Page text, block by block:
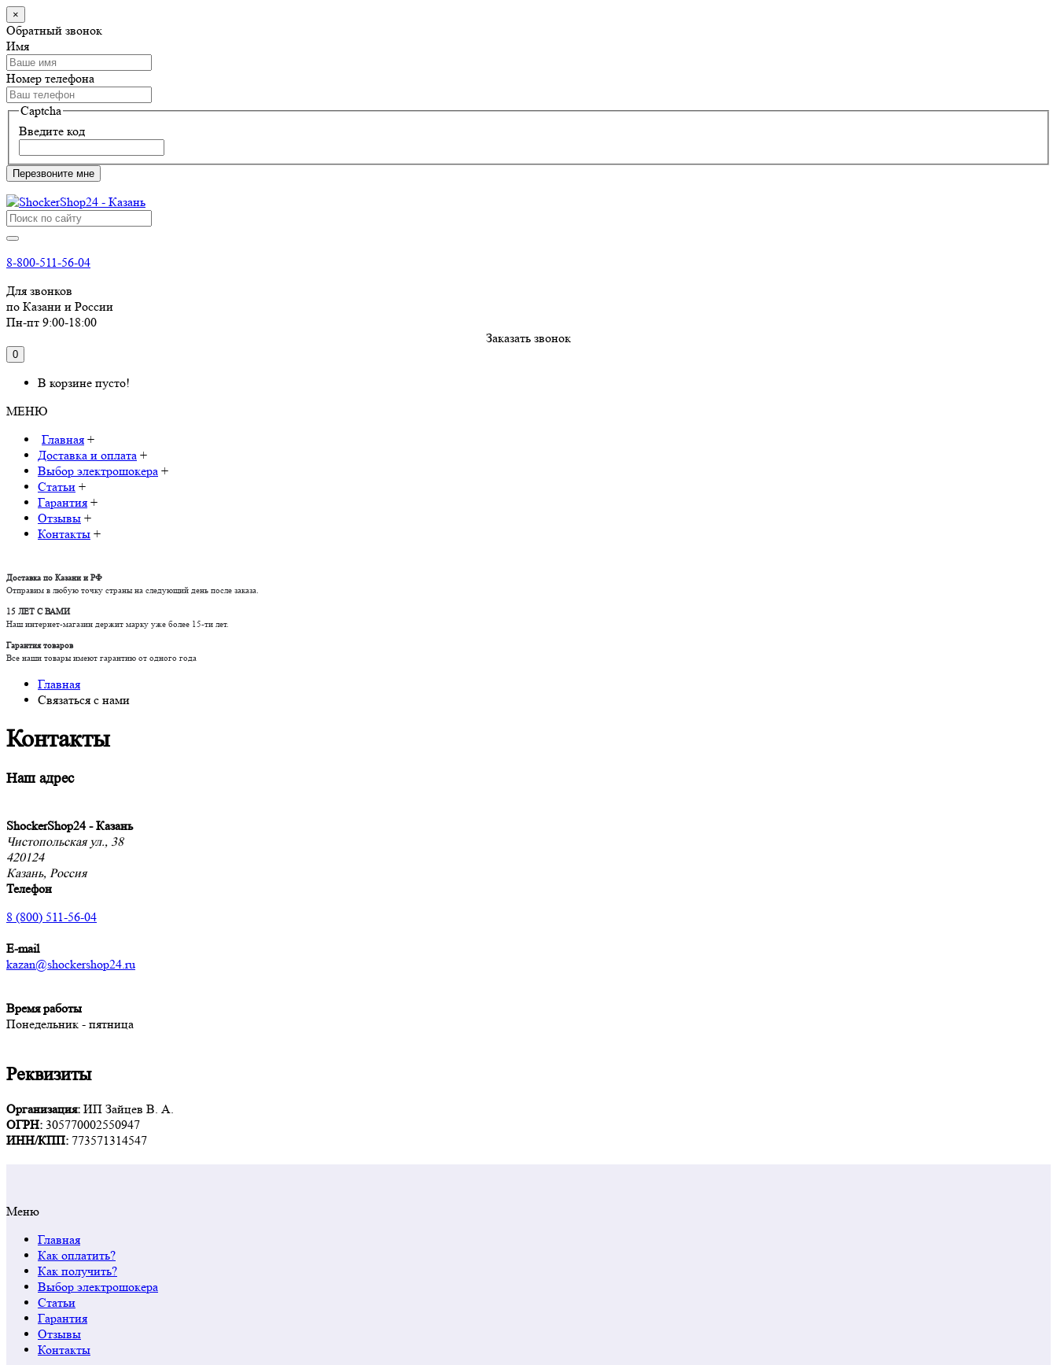
×
Обратный звонок
Имя
Номер телефона
Captcha
Введите код
Перезвоните мне
8-800-511-56-04
Для звонков
по Казани и России
Пн-пт 9:00-18:00
Заказать звонок
0
В корзине пусто!
МЕНЮ
Главная +
Доставка и оплата +
Выбор электрошокера +
Статьи +
Гарантия +
Отзывы +
Контакты +
Доставка по Казани и РФ
Отправим в любую точку страны на следующий день после заказа.
15 ЛЕТ С ВАМИ
Наш интернет-магазин держит марку уже более 15-ти лет.
Гарантия товаров
Все наши товары имеют гарантию от одного года
Главная
Связаться с нами
Контакты
Наш адрес
ShockerShop24 - Казань
Чистопольская ул., 38
420124
Казань, Россия
Телефон
8 (800) 511-56-04
E-mail
kazan@shockershop24.ru
Время работы
Понедельник - пятница
Реквизиты
Организация: ИП Зайцев В. А.
ОГРН: 305770002550947
ИНН/КПП: 773571314547
Меню
Главная
Как оплатить?
Как получить?
Выбор электрошокера
Статьи
Гарантия
Отзывы
Контакты